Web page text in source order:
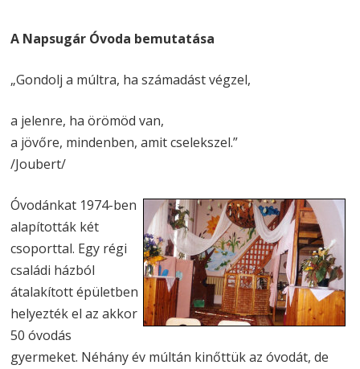
A Napsugár Óvoda bemutatása
„Gondolj a múltra, ha számadást végzel,
a jelenre, ha örömöd van,
a jövőre, mindenben, amit cselekszel.”
/Joubert/
Óvodánkat 1974-ben
alapították két
csoporttal. Egy régi
családi házból
átalakított épületben
helyezték el az akkor
50 óvodás
gyermeket. Néhány év múltán kinőttük az óvodát, de